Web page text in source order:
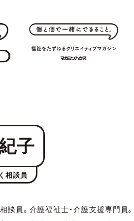
子
相談員
談員。介護福祉士・介護支援専門員